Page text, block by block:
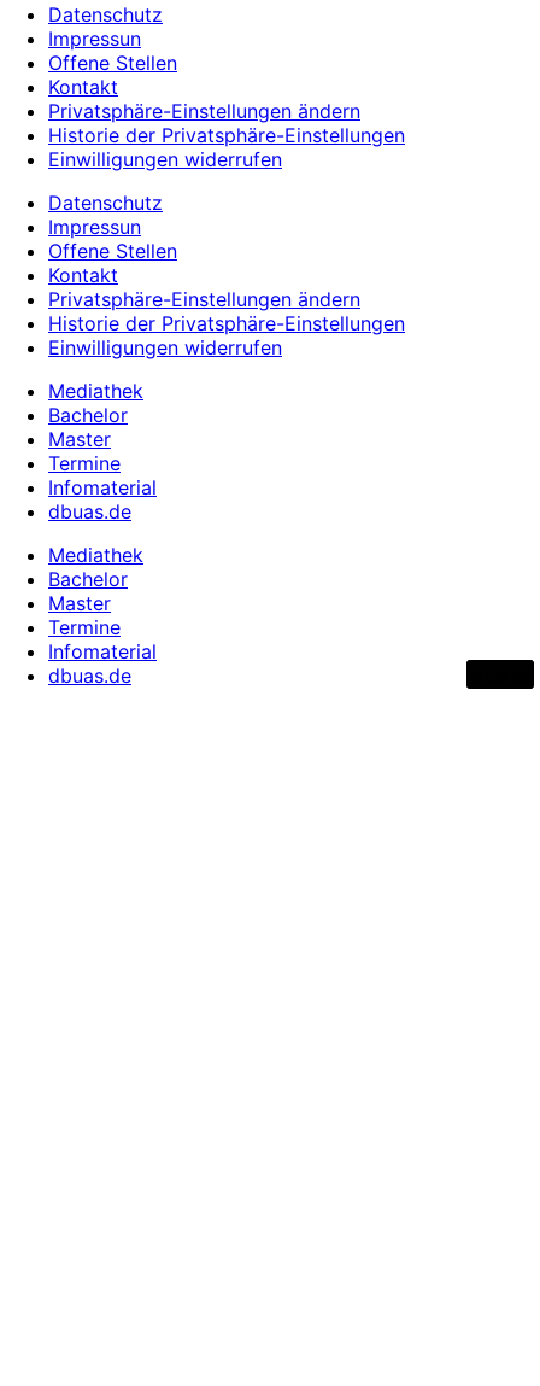
Datenschutz
Impressun
Offene Stellen
Kontakt
Privatsphäre-Einstellungen ändern
Historie der Privatsphäre-Einstellungen
Einwilligungen widerrufen
Datenschutz
Impressun
Offene Stellen
Kontakt
Privatsphäre-Einstellungen ändern
Historie der Privatsphäre-Einstellungen
Einwilligungen widerrufen
Mediathek
Bachelor
Master
Termine
Infomaterial
dbuas.de
Mediathek
Bachelor
Master
Termine
Infomaterial
dbuas.de